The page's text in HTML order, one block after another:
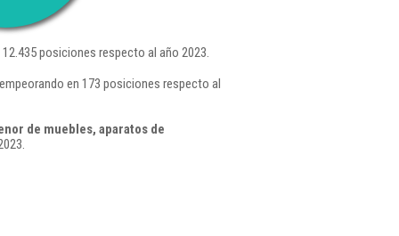
posiciones respecto al año 2023.
en 173 posiciones respecto al
de muebles, aparatos de